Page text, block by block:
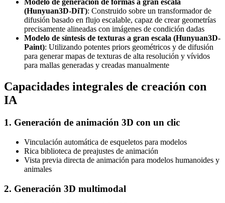
Modelo de generación de formas a gran escala
(Hunyuan3D-DiT): Construido sobre un transformador de
difusión basado en flujo escalable, capaz de crear geometrías
precisamente alineadas con imágenes de condición dadas
Modelo de síntesis de texturas a gran escala (Hunyuan3D-
Paint): Utilizando potentes priors geométricos y de difusión
para generar mapas de texturas de alta resolución y vívidos
para mallas generadas y creadas manualmente
Capacidades integrales de creación con
IA
1. Generación de animación 3D con un clic
Vinculación automática de esqueletos para modelos
Rica biblioteca de preajustes de animación
Vista previa directa de animación para modelos humanoides y
animales
2. Generación 3D multimodal